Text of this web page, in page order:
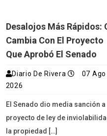
Desalojos Más Rápidos:
Cambia Con El Proyecto
Que Aprobó El Senado
Diario De Rivera
07 Ago
2026
El Senado dio media sanción a
proyecto de ley de
la propiedad […]